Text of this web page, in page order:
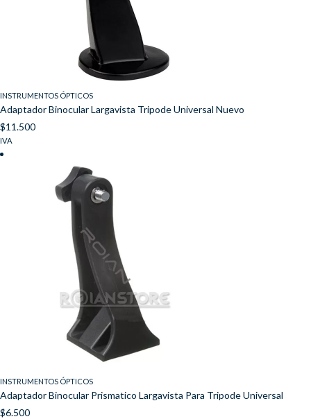
INSTRUMENTOS ÓPTICOS
Adaptador Binocular Largavista Tripode Universal Nuevo
$11.500
IVA
INSTRUMENTOS ÓPTICOS
Adaptador Binocular Prismatico Largavista Para Tripode Universal
$6.500